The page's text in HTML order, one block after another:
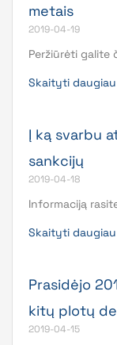
metais
2019-04-19
Peržiūrėti galite
Skaityti
Į ką svarbu
sankcijų
2019-04-18
Informaciją
Skaityti
Prasidėjo
kitų plotų
2019-04-15